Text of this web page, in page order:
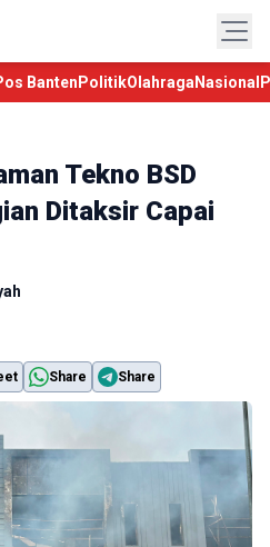
Banten PolitikOlahraga Nasional
Tekno BSD
Ditaksir Capai
Share Share